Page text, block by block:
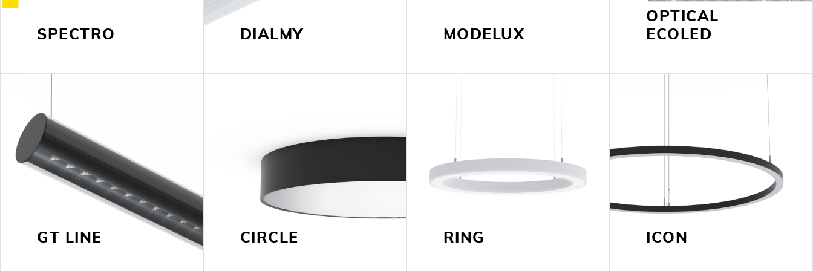
SPECTRO DIALMY MODELUX
OPTICAL
ECOLED
GT LINE CIRCLE RING ICON